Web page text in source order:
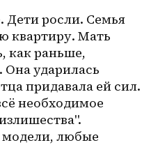
Дети росли. Семья
квартиру. Мать
как раньше,
Она ударилась
придавала ей сил.
необходимое
любые